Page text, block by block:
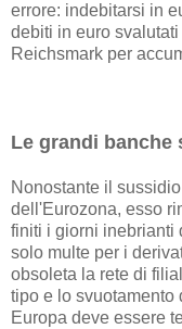
errore: indebitarsi in
debiti in euro
Reichsmark per
Le grandi banche
Nonostante il
dell'Eurozona, esso
finiti i giorni inebrianti
solo multe per i
obsoleta la rete di
tipo e lo svuotamento
Europa deve essere